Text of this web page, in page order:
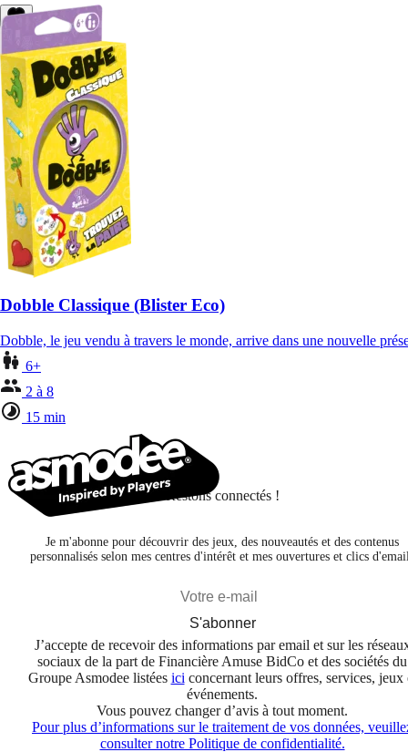
Dobble Classique (Blister Eco)
Dobble, le jeu vendu à travers le monde, arrive dans une nouvelle
6+
2 à 8
15 min
Restons connectés !
Je m'abonne pour découvrir des jeux, des nouveautés et des contenus
personnalisés selon mes centres d'intérêt et mes ouvertures et clics
S'abonner
J’accepte de recevoir des informations par email et sur les
sociaux de la part de Financière Amuse BidCo et des sociétés du
Groupe Asmodee listées ici concernant leurs offres, services, jeux
événements.
Vous pouvez changer d’avis à tout moment.
Pour plus d’informations sur le traitement de vos données,
consulter notre Politique de confidentialité.